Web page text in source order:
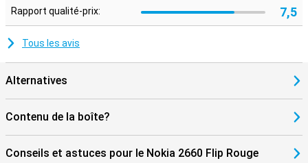
Rapport qualité-prix: 7,5
Tous les avis
Alternatives
Contenu de la boîte?
Conseils et astuces pour le Nokia 2660 Flip Rouge